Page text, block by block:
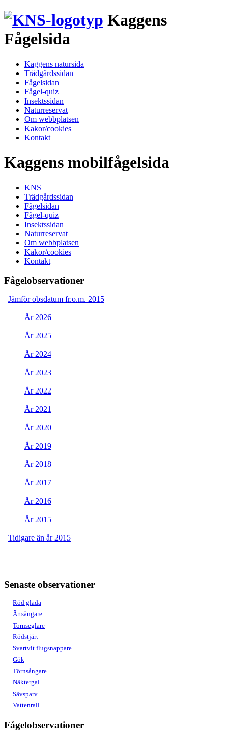
Kaggens
Fågelsida
Kaggens natursida
Trädgårdssidan
Fågelsidan
Fågel-quiz
Insektssidan
Naturreservat
Om webbplatsen
Kakor/cookies
Kontakt
Kaggens mobilfågelsida
KNS
Trädgårdssidan
Fågelsidan
Fågel-quiz
Insektssidan
Naturreservat
Om webbplatsen
Kakor/cookies
Kontakt
Fågelobservationer
Jämför obsdatum fr.o.m. 2015
År 2026
År 2025
År 2024
År 2023
År 2022
År 2021
År 2020
År 2019
År 2018
År 2017
År 2016
År 2015
Tidigare än år 2015
Senaste observationer
Röd glada
Ärtsångare
Tornseglare
Rödstjärt
Svartvit flugsnappare
Gök
Törnsångare
Näktergal
Sävsparv
Vattenrall
Fågelobservationer